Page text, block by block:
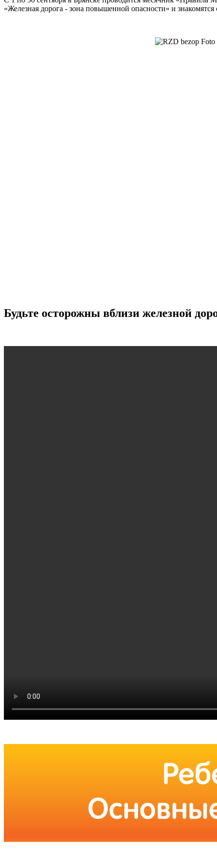
«Железная дорога - зона повышенной опасности» и
Будьте осторожны вблизи железной